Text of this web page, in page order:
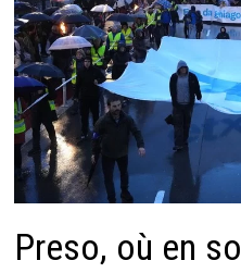
Preso, où en